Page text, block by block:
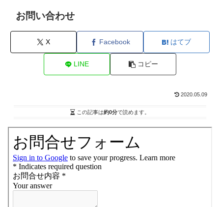
お問い合わせ
X Facebook はてブ
LINE コピー
2020.05.09
この記事は約0分で読めます。